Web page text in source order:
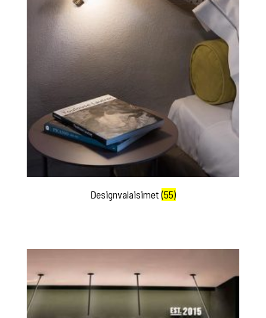
Designvalaisimet(55)